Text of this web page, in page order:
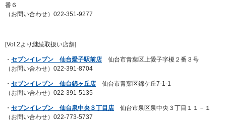
番６
（お問い合わせ）022-351-9277
[Vol.2より継続取扱い店舗]
・ セブンイレブン 仙台愛子駅前店 仙台市青葉区上愛子字榎２番３号
（お問い合わせ）022-391-8704
・ セブンイレブン 仙台錦ヶ丘店 仙台市青葉区錦ケ丘7-1-1
（お問い合わせ）022-391-5135
・ セブンイレブン 仙台泉中央３丁目店 仙台市泉区泉中央３丁目１１－１
（お問い合わせ）022-773-5737